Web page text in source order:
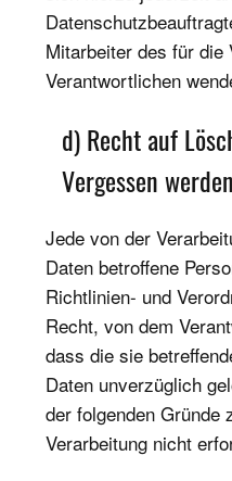
Mitarbeiter des für die
Verantwortlichen
d) Recht auf
Vergessen
Jede von der
Daten betroffene
Richtlinien- und
Recht, von dem
dass die sie
Daten unverzüglich
der folgenden Gründe
Verarbeitung nicht